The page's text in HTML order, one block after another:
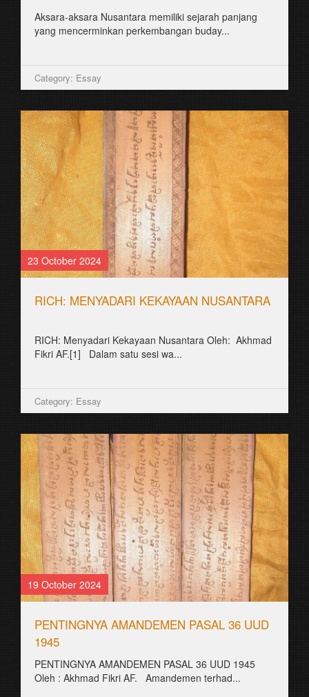
Aksara-aksara Nusantara memiliki sejarah panjang
yang mencerminkan perkembangan buday...
Category: Essay
23 October 2024
RICH: MENYADARI KEKAYAAN NUSANTARA
RICH: Menyadari Kekayaan Nusantara Oleh: Akhmad
Fikri AF.[1] Dalam satu sesi wa...
Category: Essay
19 October 2024
PENTINGNYA AMANDEMEN PASAL 36 UUD
1945
PENTINGNYA AMANDEMEN PASAL 36 UUD 1945
Oleh : Akhmad Fikri AF. Amandemen terhad...